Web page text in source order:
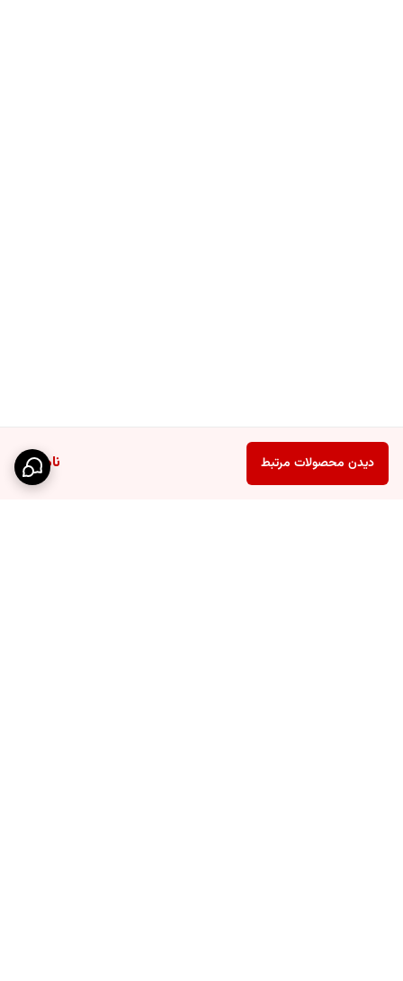
ناموجود دیدن محصولات مرتبط